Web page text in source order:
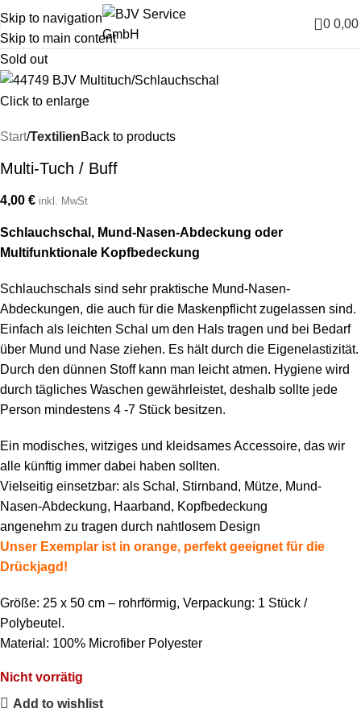
Skip to navigation
Skip to main content
0 0,00
Sold out
Click to enlarge
Start TextilienBack to products
Multi-Tuch / Buff
4,00 € inkl. MwSt
Schlauchschal, Mund-Nasen-Abdeckung oder
Multifunktionale Kopfbedeckung
Schlauchschals sind sehr praktische Mund-Nasen-
Abdeckungen, die auch für die Maskenpflicht zugelassen sind.
Einfach als leichten Schal um den Hals tragen und bei Bedarf
über Mund und Nase ziehen. Es hält durch die Eigenelastizität.
Durch den dünnen Stoff kann man leicht atmen. Hygiene wird
durch tägliches Waschen gewährleistet, deshalb sollte jede
Person mindestens 4 -7 Stück besitzen.
Ein modisches, witziges und kleidsames Accessoire, das wir
alle künftig immer dabei haben sollten.
Vielseitig einsetzbar: als Schal, Stirnband, Mütze, Mund-
Nasen-Abdeckung, Haarband, Kopfbedeckung
angenehm zu tragen durch nahtlosem Design
Unser Exemplar ist in orange, perfekt geeignet für die
Drückjagd!
Größe: 25 x 50 cm – rohrförmig, Verpackung: 1 Stück /
Polybeutel.
Material: 100% Microfiber Polyester
Nicht vorrätig
Add to wishlist